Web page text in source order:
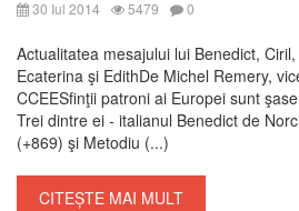
30 Iul 2014 5479 0
Actualitatea mesajului lui Benedict,
Ecaterina şi EdithDe Michel Remery,
CCEESfinţii patroni ai Europei sunt
Trei dintre ei - italianul Benedict de
(+869) şi Metodiu (...)
CITEȘTE MAI MULT